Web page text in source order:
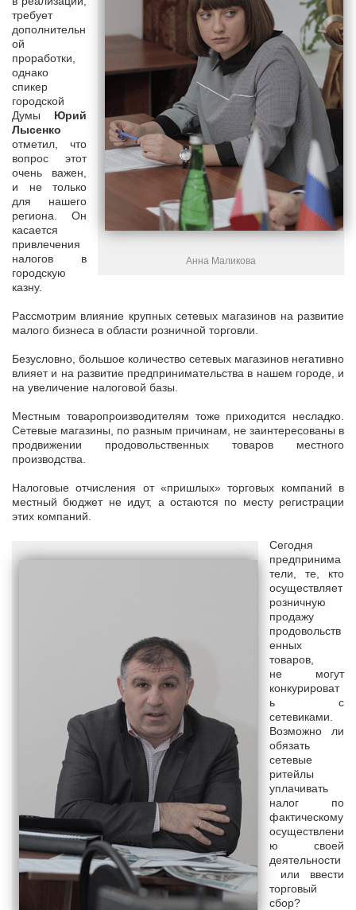
Анна Маликова
требует
дополнительн
ой
проработки,
однако
спикер
городской
Думы Юрий
Лысенко
отметил, что
вопрос этот
очень важен,
и не только
для нашего
региона. Он
касается
привлечения
налогов в
городскую
казну.
Рассмотрим влияние крупных сетевых магазинов на развитие
малого бизнеса в области розничной торговли.
Безусловно, большое количество сетевых магазинов негативно
влияет и на развитие предпринимательства в нашем городе, и
на увеличение налоговой базы.
Местным товаропроизводителям тоже приходится несладко.
Сетевые магазины, по разным причинам, не заинтересованы в
продвижении продовольственных товаров местного
производства.
Налоговые отчисления от «пришлых» торговых компаний в
местный бюджет не идут, а остаются по месту регистрации
этих компаний.
Сегодня
предпринима
тели, те, кто
осуществляет
розничную
продажу
продовольств
енных
товаров,
не могут
конкурироват
ь с
сетевиками.
Возможно ли
обязать
сетевые
ритейлы
уплачивать
налог по
фактическому
осуществлени
ю своей
деятельности
или ввести
торговый
сбор?